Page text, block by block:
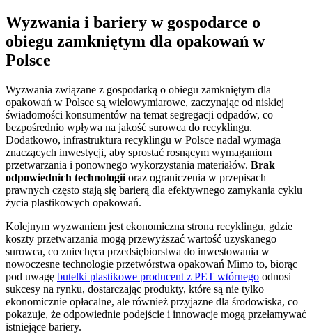
Wyzwania i bariery w gospodarce o
obiegu zamkniętym dla opakowań w
Polsce
Wyzwania związane z gospodarką o obiegu zamkniętym dla
opakowań w Polsce są wielowymiarowe, zaczynając od niskiej
świadomości konsumentów na temat segregacji odpadów, co
bezpośrednio wpływa na jakość surowca do recyklingu.
Dodatkowo, infrastruktura recyklingu w Polsce nadal wymaga
znaczących inwestycji, aby sprostać rosnącym wymaganiom
przetwarzania i ponownego wykorzystania materiałów. Brak
odpowiednich technologii oraz ograniczenia w przepisach
prawnych często stają się barierą dla efektywnego zamykania cyklu
życia plastikowych opakowań.
Kolejnym wyzwaniem jest ekonomiczna strona recyklingu, gdzie
koszty przetwarzania mogą przewyższać wartość uzyskanego
surowca, co zniechęca przedsiębiorstwa do inwestowania w
nowoczesne technologie przetwórstwa opakowań Mimo to, biorąc
pod uwagę butelki plastikowe producent z PET wtórnego odnosi
sukcesy na rynku, dostarczając produkty, które są nie tylko
ekonomicznie opłacalne, ale również przyjazne dla środowiska, co
pokazuje, że odpowiednie podejście i innowacje mogą przełamywać
istniejące bariery.